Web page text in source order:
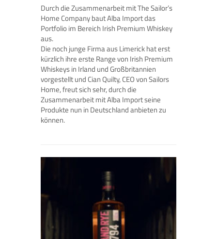
Durch die Zusammenarbeit mit The Sailor’s
Home Company baut Alba Import das
Portfolio im Bereich Irish Premium Whiskey
aus.
Die noch junge Firma aus Limerick hat erst
kürzlich ihre erste Range von Irish Premium
Whiskeys in Irland und Großbritannien
vorgestellt und Cian Quilty, CEO von Sailors
Home, freut sich sehr, durch die
Zusammenarbeit mit Alba Import seine
Produkte nun in Deutschland anbieten zu
können.